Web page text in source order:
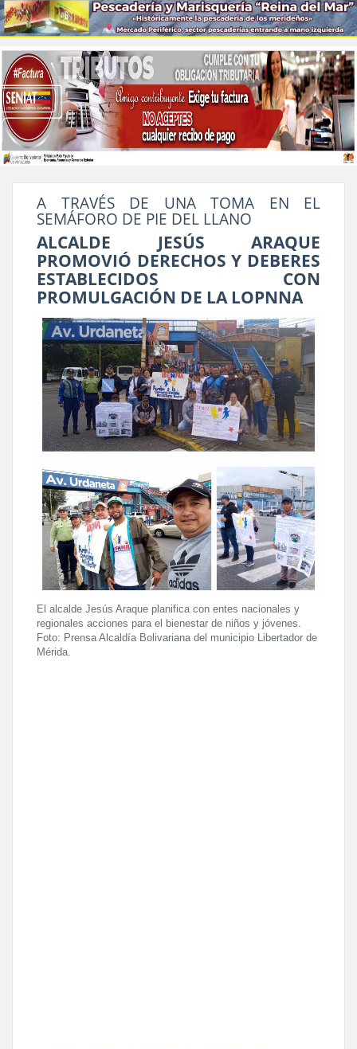
A TRAVÉS DE UNA TOMA EN EL
SEMÁFORO DE PIE DEL LLANO
ALCALDE JESÚS ARAQUE
PROMOVIÓ DERECHOS Y DEBERES
ESTABLECIDOS CON
PROMULGACIÓN DE LA LOPNNA
El alcalde Jesús Araque planifica con entes nacionales y
regionales acciones para el bienestar de niños y jóvenes.
Foto: Prensa Alcaldía Bolivariana del municipio Libertador de
Mérida.